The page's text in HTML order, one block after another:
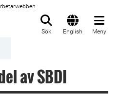
Sök English Meny
av SBDI